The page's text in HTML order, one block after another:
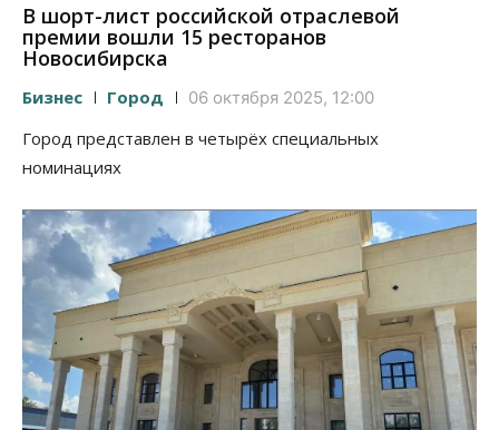
В шорт-лист российской отраслевой
премии вошли 15 ресторанов
Новосибирска
Бизнес Город 06 октября 2025, 12:00
Город представлен в четырёх специальных
номинациях